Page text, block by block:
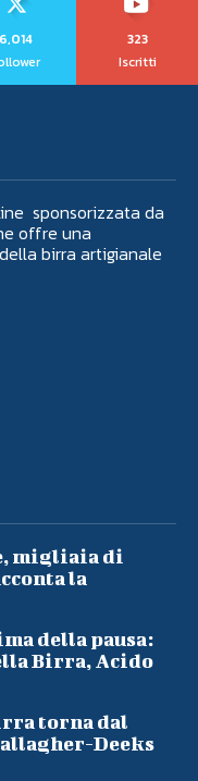
6,014
323
Iscritti
sponsorizzata da
offre una
birra artigianale
migliaia di
la
della pausa:
Birra, Acido
torna dal
Deeks